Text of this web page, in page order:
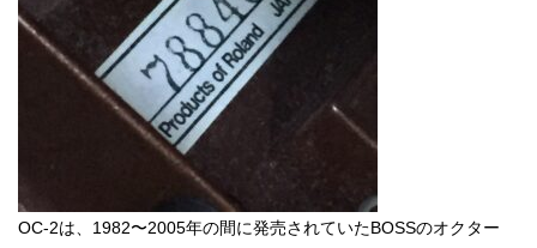
OC-2は、1982〜2005年の間に発売されていたBOSSのオクター